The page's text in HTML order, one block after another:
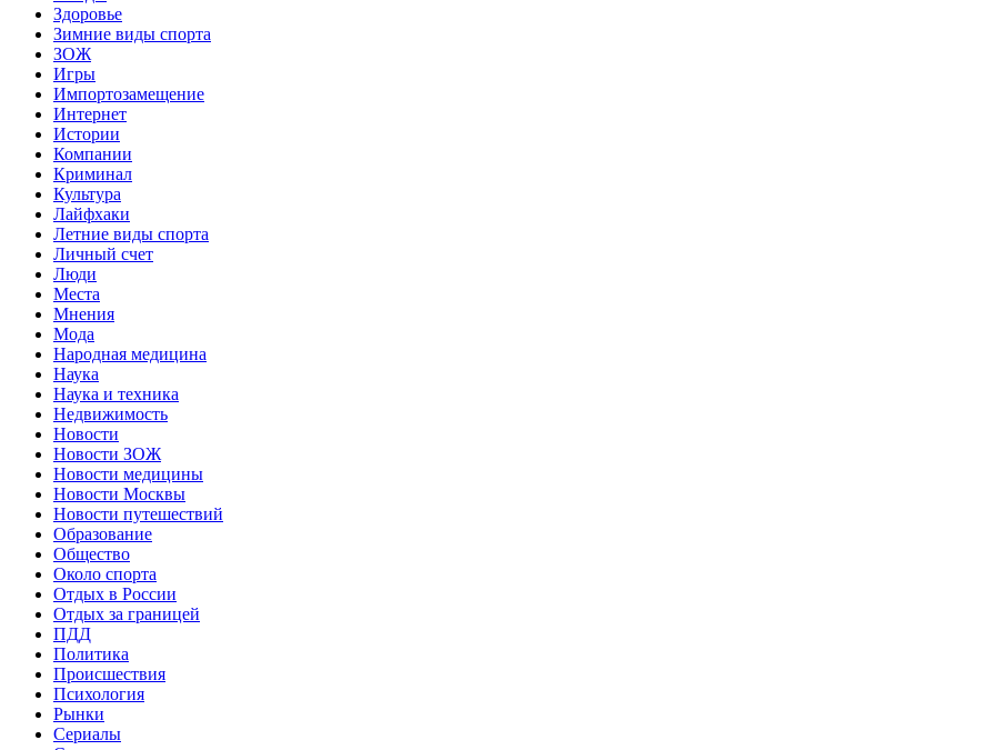
Здоровье
Зимние виды спорта
ЗОЖ
Игры
Импортозамещение
Интернет
Истории
Компании
Криминал
Культура
Лайфхаки
Летние виды спорта
Личный счет
Люди
Места
Мнения
Мода
Народная медицина
Наука
Наука и техника
Недвижимость
Новости
Новости ЗОЖ
Новости медицины
Новости Москвы
Новости путешествий
Образование
Общество
Около спорта
Отдых в России
Отдых за границей
ПДД
Политика
Происшествия
Психология
Рынки
Сериалы